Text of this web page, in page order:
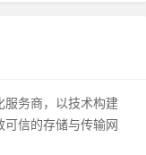
服务商，以技术构建
信的存储与传输网